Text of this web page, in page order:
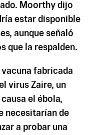
Moorthy dijo
estar disponible
aunque señaló
que la respalden.
vacuna fabricada
virus Zaire, un
el ébola,
necesitarían de
a probar una